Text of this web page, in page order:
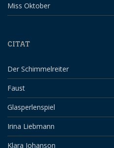
Miss Oktober
CITAT
Der Schimmelreiter
Faust
Glasperlenspiel
Irina Liebmann
Klara Johanson